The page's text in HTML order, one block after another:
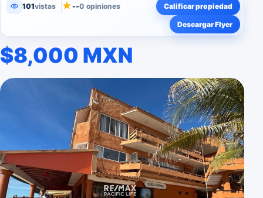
101vistas ★--0 opiniones Calificar propiedad
Descargar Flyer
$8,000 MXN